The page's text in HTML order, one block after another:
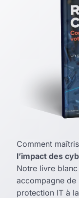
Comment
l’impact des
Notre livre
accompagne de
protection IT à